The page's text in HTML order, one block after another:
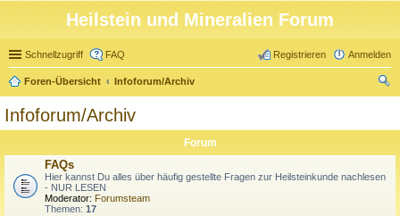
Heilstein und Mineralien Forum
Schnellzugriff FAQ Anmelden
Registrieren
Foren-Übersicht
Infoforum/Archiv
Infoforum/Archiv
Forum
FAQs
Hier kannst Du alles über häufig gestellte Fragen zur Heilsteinkunde nachlesen
- NUR LESEN
Moderator: Forumsteam
Themen: 17